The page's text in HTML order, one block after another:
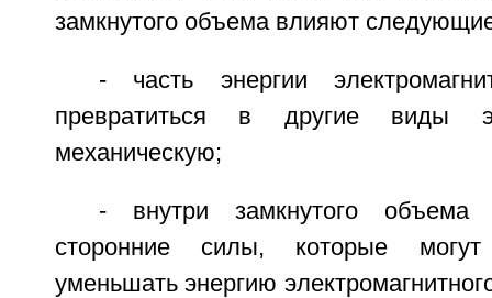
замкнутого объема влияют
- часть энергии
превратиться в другие виды
механическую;
- внутри замкнутого объема
сторонние силы, которые
уменьшать энергию